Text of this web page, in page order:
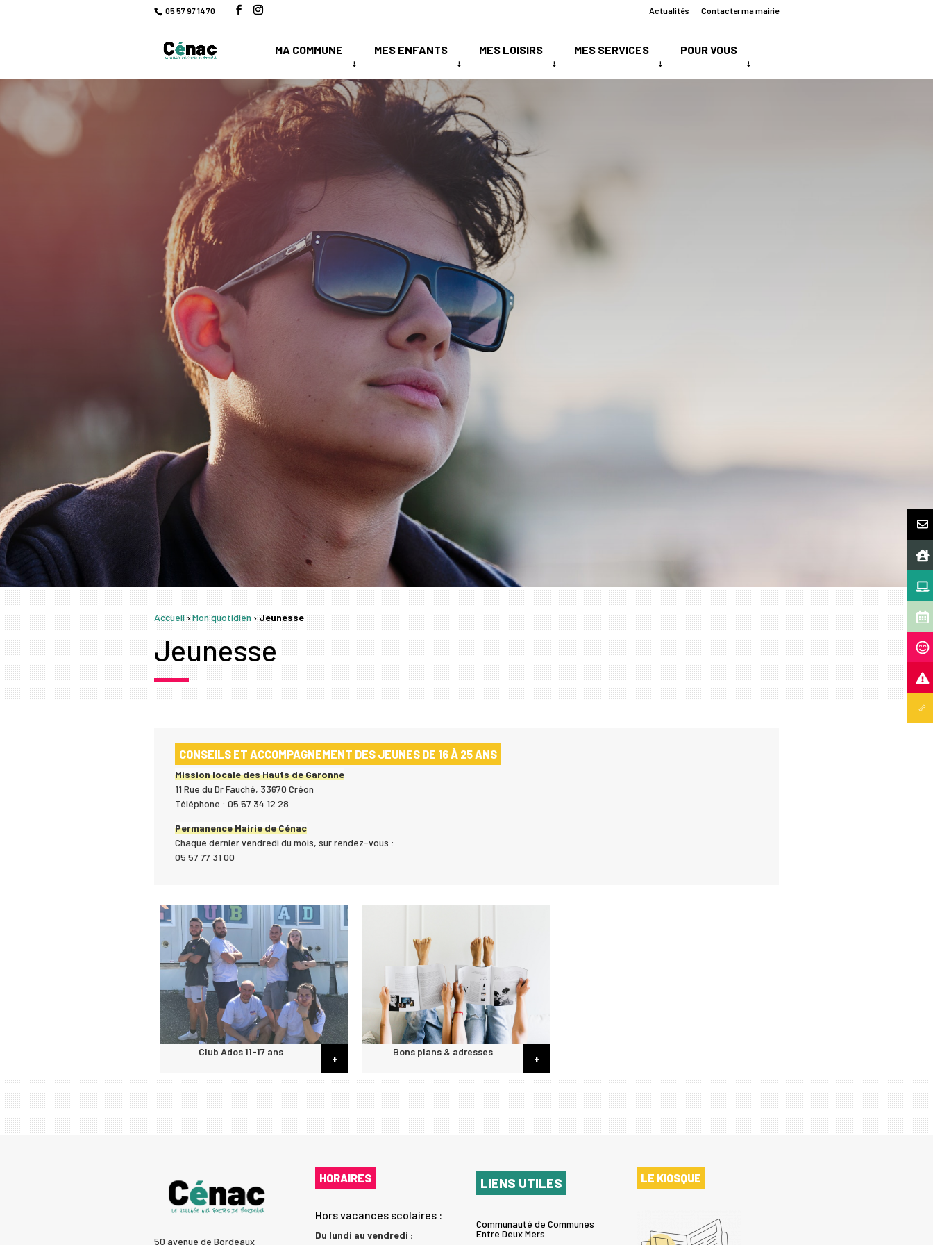
05 57 97 14 70 Actualités Contacter ma mairie
MA COMMUNE MES ENFANTS MES LOISIRS MES SERVICES POUR VOUS
Accueil›Mon quotidien›Jeunesse
Jeunesse
CONSEILS ET ACCOMPAGNEMENT DES JEUNES DE 16 À 25 ANS
Mission locale des Hauts de Garonne
11 Rue du Dr Fauché, 33670 Créon
Téléphone : 05 57 34 12 28
Permanence Mairie de Cénac
Chaque dernier vendredi du mois, sur rendez-vous :
05 57 77 31 00
Club Ados 11-17 ans
+
Bons plans & adresses
+
50 avenue de Bordeaux
HORAIRES
Hors vacances scolaires :
Du lundi au vendredi :
LIENS UTILES
Communauté de Communes
Entre Deux Mers
LE KIOSQUE